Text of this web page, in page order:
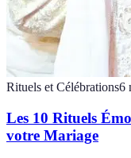
Rituels et Célébrations6
Les 10 Rituels
votre Mariage